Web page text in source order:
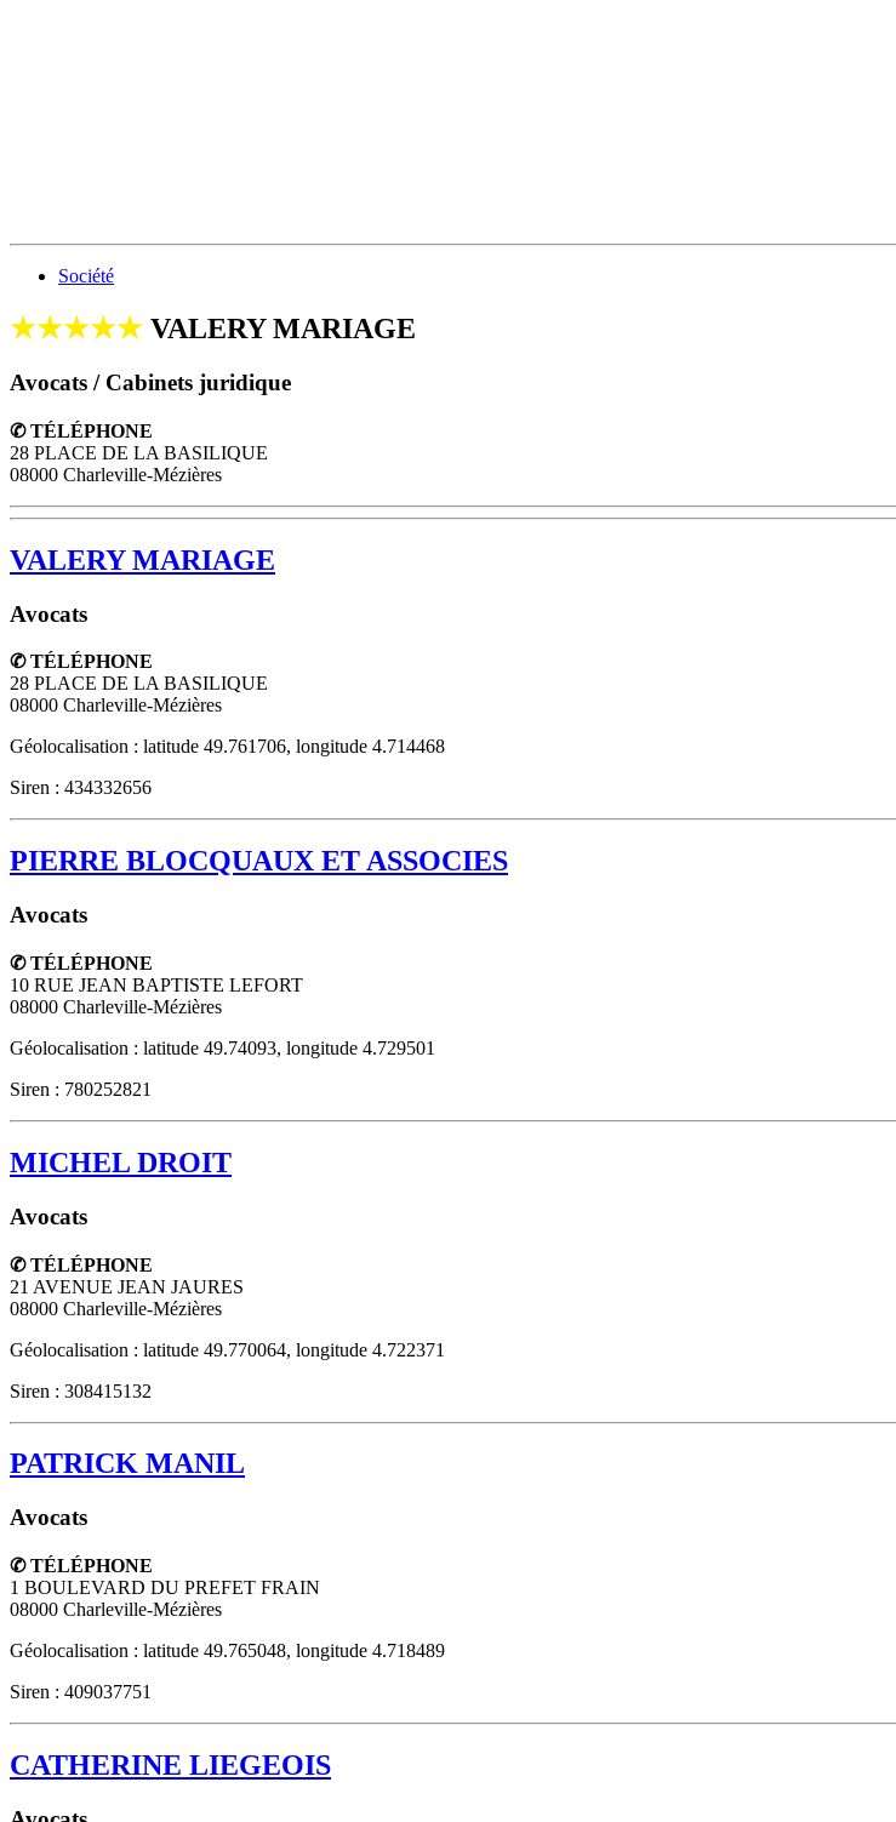
Société
★★★★★ VALERY MARIAGE
Avocats / Cabinets juridique
✆ TÉLÉPHONE
28 PLACE DE LA BASILIQUE
08000 Charleville-Mézières
VALERY MARIAGE
Avocats
✆ TÉLÉPHONE
28 PLACE DE LA BASILIQUE
08000 Charleville-Mézières
Géolocalisation : latitude 49.761706, longitude 4.714468
Siren : 434332656
PIERRE BLOCQUAUX ET ASSOCIES
Avocats
✆ TÉLÉPHONE
10 RUE JEAN BAPTISTE LEFORT
08000 Charleville-Mézières
Géolocalisation : latitude 49.74093, longitude 4.729501
Siren : 780252821
MICHEL DROIT
Avocats
✆ TÉLÉPHONE
21 AVENUE JEAN JAURES
08000 Charleville-Mézières
Géolocalisation : latitude 49.770064, longitude 4.722371
Siren : 308415132
PATRICK MANIL
Avocats
✆ TÉLÉPHONE
1 BOULEVARD DU PREFET FRAIN
08000 Charleville-Mézières
Géolocalisation : latitude 49.765048, longitude 4.718489
Siren : 409037751
CATHERINE LIEGEOIS